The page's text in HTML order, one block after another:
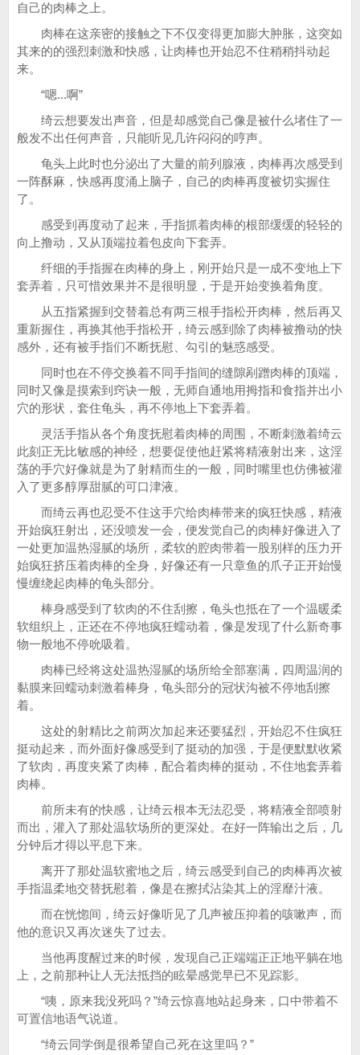
自己的肉棒之上。
肉棒在这亲密的接触之下不仅变得更加膨大肿胀，这突如
其来的的强烈刺激和快感，让肉棒也开始忍不住稍稍抖动起
来。
“嗯...啊”
绮云想要发出声音，但是却感觉自己像是被什么堵住了一
般发不出任何声音，只能听见几许闷闷的哼声。
龟头上此时也分泌出了大量的前列腺液，肉棒再次感受到
一阵酥麻，快感再度涌上脑子，自己的肉棒再度被切实握住
了。
感受到再度动了起来，手指抓着肉棒的根部缓缓的轻轻的
向上撸动，又从顶端拉着包皮向下套弄。
纤细的手指握在肉棒的身上，刚开始只是一成不变地上下
套弄着，只可惜效果并不是很明显，于是开始变换着角度。
从五指紧握到交替着总有两三根手指松开肉棒，然后再又
重新握住，再换其他手指松开，绮云感到除了肉棒被撸动的快
感外，还有被手指们不断抚慰、勾引的魅惑感受。
同时也在不停交换着不同手指间的缝隙剐蹭肉棒的顶端，
同时又像是摸索到窍诀一般，无师自通地用拇指和食指并出小
穴的形状，套住龟头，再不停地上下套弄着。
灵活手指从各个角度抚慰着肉棒的周围，不断刺激着绮云
此刻正无比敏感的神经，想要促使他赶紧将精液射出来，这淫
荡的手穴好像就是为了射精而生的一般，同时嘴里也仿佛被灌
入了更多醇厚甜腻的可口津液。
而绮云再也忍受不住这手穴给肉棒带来的疯狂快感，精液
开始疯狂射出，还没喷发一会，便发觉自己的肉棒好像进入了
一处更加温热湿腻的场所，柔软的腔肉带着一股别样的压力开
始疯狂挤压着肉棒的全身，好像还有一只章鱼的爪子正开始慢
慢缠绕起肉棒的龟头部分。
棒身感受到了软肉的不住刮擦，龟头也抵在了一个温暖柔
软组织上，正还在不停地疯狂蠕动着，像是发现了什么新奇事
物一般地不停吮吸着。
肉棒已经将这处温热湿腻的场所给全部塞满，四周温润的
黏膜来回蠕动刺激着棒身，龟头部分的冠状沟被不停地刮擦
着。
这处的射精比之前两次加起来还要猛烈，开始忍不住疯狂
挺动起来，而外面好像感受到了挺动的加强，于是便默默收紧
了软肉，再度夹紧了肉棒，配合着肉棒的挺动，不住地套弄着
肉棒。
前所未有的快感，让绮云根本无法忍受，将精液全部喷射
而出，灌入了那处温软场所的更深处。在好一阵输出之后，几
分钟后才得以平息下来。
离开了那处温软蜜地之后，绮云感受到自己的肉棒再次被
手指温柔地交替抚慰着，像是在擦拭沾染其上的淫靡汁液。
而在恍惚间，绮云好像听见了几声被压抑着的咳嗽声，而
他的意识又再次迷失了过去。
当他再度醒过来的时候，发现自己正端端正正地平躺在地
上，之前那种让人无法抵挡的眩晕感觉早已不见踪影。
“咦，原来我没死吗？”绮云惊喜地站起身来，口中带着不
可置信地语气说道。
“绮云同学倒是很希望自己死在这里吗？”